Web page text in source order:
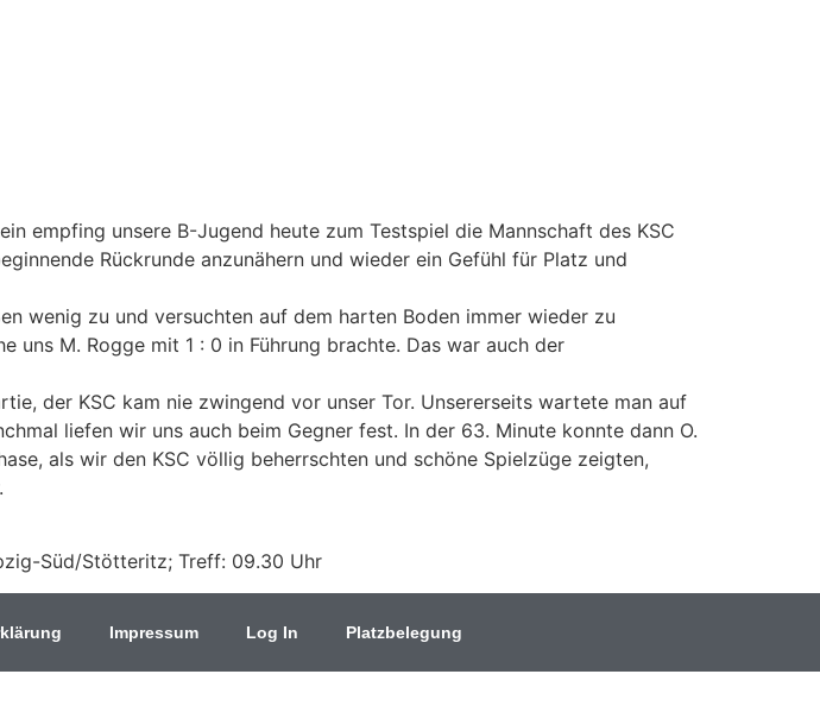
empfing unsere B-Jugend heute zum Testspiel die Mannschaft des KSC
Rückrunde anzunähern und wieder ein Gefühl für Platz und
wenig zu und versuchten auf dem harten Boden immer wieder zu
uns M. Rogge mit 1 : 0 in Führung brachte. Das war auch der
der KSC kam nie zwingend vor unser Tor. Unsererseits wartete man auf
liefen wir uns auch beim Gegner fest. In der 63. Minute konnte dann O.
als wir den KSC völlig beherrschten und schöne Spielzüge zeigten,
Süd/Stötteritz; Treff: 09.30 Uhr
Impressum Log In Platzbelegung